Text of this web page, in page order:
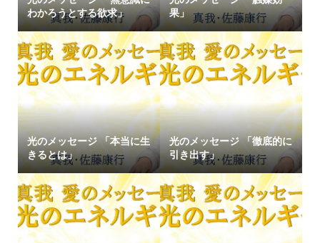
わかろうとする欲求」
果」
光のメッセージ 「本当に生
きるとは」
光のメッセージ 「徹底的に
引き出す」